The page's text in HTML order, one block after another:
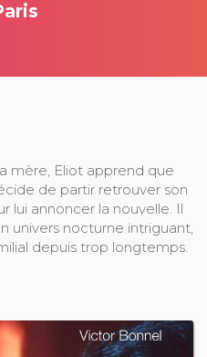
mère, Eliot apprend que
de partir retrouver son
lui annoncer la nouvelle. Il
univers nocturne intriguant,
depuis trop longtemps.